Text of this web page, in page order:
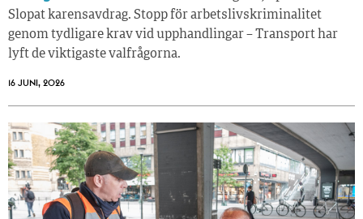
Slopat karensavdrag. Stopp för arbetslivskriminalitet
genom tydligare krav vid upphandlingar – Transport har
lyft de viktigaste valfrågorna.
16 JUNI, 2026